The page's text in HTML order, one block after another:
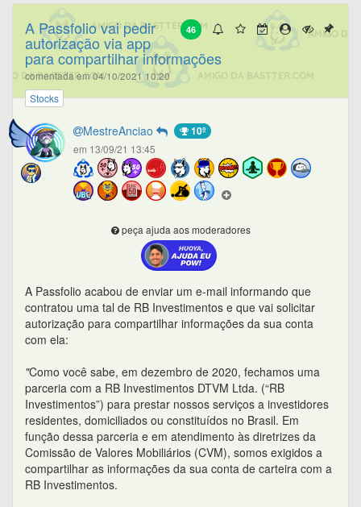
46
A Passfolio vai pedir
autorização via app
para compartilhar informações
comentada em 04/10/2021 10:20
Stocks
MestreAnciao 10º
em 13/09/21 13:45
peça ajuda aos moderadores
A Passfolio acabou de enviar um e-mail informando que
contratou uma tal de RB Investimentos e que vai solicitar
autorização para compartilhar informações da sua conta
com ela:
"Como você sabe, em dezembro de 2020, fechamos uma
parceria com a RB Investimentos DTVM Ltda. (“RB
Investimentos”) para prestar nossos serviços a investidores
residentes, domiciliados ou constituídos no Brasil. Em
função dessa parceria e em atendimento às diretrizes da
Comissão de Valores Mobiliários (CVM), somos exigidos a
compartilhar as informações da sua conta de carteira com a
RB Investimentos.